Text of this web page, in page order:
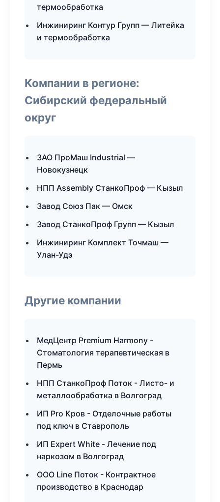
термообработка
Инжиниринг Контур Групп — Литейка
и термообработка
Компании в регионе:
Сибирский федеральный
округ
ЗАО ПроМаш Industrial —
Новокузнецк
НПП Assembly СтанкоПроф — Кызыл
Завод Союз Пак — Омск
Завод СтанкоПроф Групп — Кызыл
Инжиниринг Комплект Точмаш —
Улан-Удэ
Другие компании
МедЦентр Premium Harmony -
Стоматология терапевтическая в
Пермь
НПП СтанкоПроф Поток - Листо- и
металлообработка в Волгоград
ИП Pro Кров - Отделочные работы
под ключ в Ставрополь
ИП Expert White - Лечение под
наркозом в Волгоград
ООО Line Поток - Контрактное
производство в Краснодар